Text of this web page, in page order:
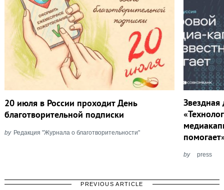
20 июля в России проходит День
благотворительной подписки
by Редакция "Журнала о благотворительности"
by press
PREVIOUS ARTICLE